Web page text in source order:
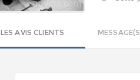
LES AVIS CLIENTS